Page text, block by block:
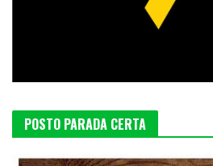
POSTO PARADA CERTA